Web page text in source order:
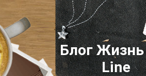
Блог Жизнь
Line